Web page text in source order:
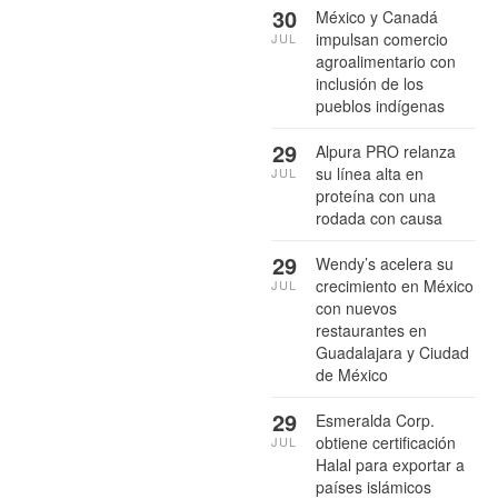
México y Canadá
impulsan comercio
agroalimentario con
inclusión de los
pueblos indígenas
30
JUL
Alpura PRO relanza
su línea alta en
proteína con una
rodada con causa
29
JUL
Wendy’s acelera su
crecimiento en México
con nuevos
restaurantes en
Guadalajara y Ciudad
de México
29
JUL
Esmeralda Corp.
obtiene certificación
Halal para exportar a
países islámicos
29
JUL